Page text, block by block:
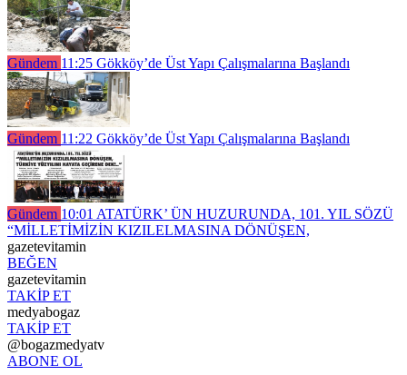
Gündem 11:25 Gökköy’de Üst Yapı Çalışmalarına Başlandı
Gündem 11:22 Gökköy’de Üst Yapı Çalışmalarına Başlandı
Gündem 10:01 ATATÜRK’ ÜN HUZURUNDA, 101. YIL SÖZÜ
“MİLLETİMİZİN KIZILELMASINA DÖNÜŞEN,
gazetevitamin
BEĞEN
gazetevitamin
TAKİP ET
medyabogaz
TAKİP ET
@bogazmedyatv
ABONE OL